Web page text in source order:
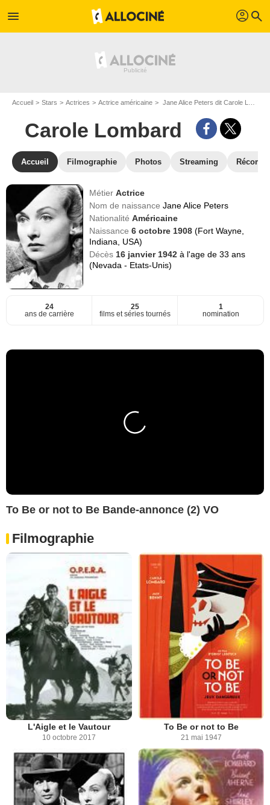
menu profil search
Accueil Stars Actrices Actrice américaine Jane Alice Peters dit Carole Lombard
Carole Lombard
Accueil Filmographie Photos Streaming
MétierActrice
Nom de naissanceJane Alice Peters
NationalitéAméricaine
Naissance6 octobre 1908(Fort Wayne,
Indiana, USA)
Décès 16 janvier 1942à l'age de 33 ans
(Nevada - Etats-Unis)
24
ans de carrière
25
films et séries tournés
1
nomination
To Be or not to Be Bande-annonce (2) VO
Filmographie
L'Aigle et le Vautour
10 octobre 2017
To Be or not to Be
21 mai 1947